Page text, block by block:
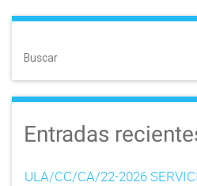
s
n
a
Buscar
Entradas
ULA/CC/CA/22-2026